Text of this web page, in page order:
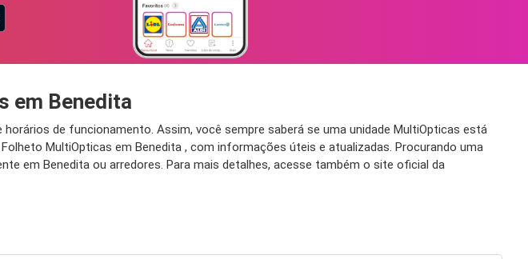
em Benedita
de funcionamento. Assim, você sempre saberá se uma unidade MultiOpticas está
MultiOpticas em Benedita , com informações úteis e atualizadas. Procurando uma
em Benedita ou arredores. Para mais detalhes, acesse também o site oficial da